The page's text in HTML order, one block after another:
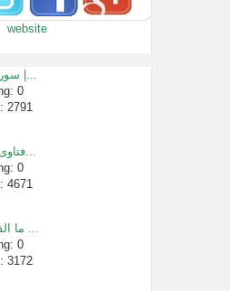
Rating: 0
website
سورة البينة |...
0
2791
فتاوى الصلاة...
0
4671
ما الفرق بين ...
0
3172